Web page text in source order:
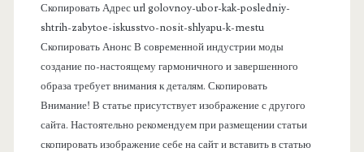
Скопировать Адрес url golovnoy-ubor-kak-posledniy-
shtrih-zabytoe-iskusstvo-nosit-shlyapu-k-mestu
Скопировать Анонс В современной индустрии моды
создание по-настоящему гармоничного и завершенного
образа требует внимания к деталям. Скопировать
Внимание! В статье присутствует изображение с другого
сайта. Настоятельно рекомендуем при размещении статьи
скопировать изображение себе на сайт и вставить в статью